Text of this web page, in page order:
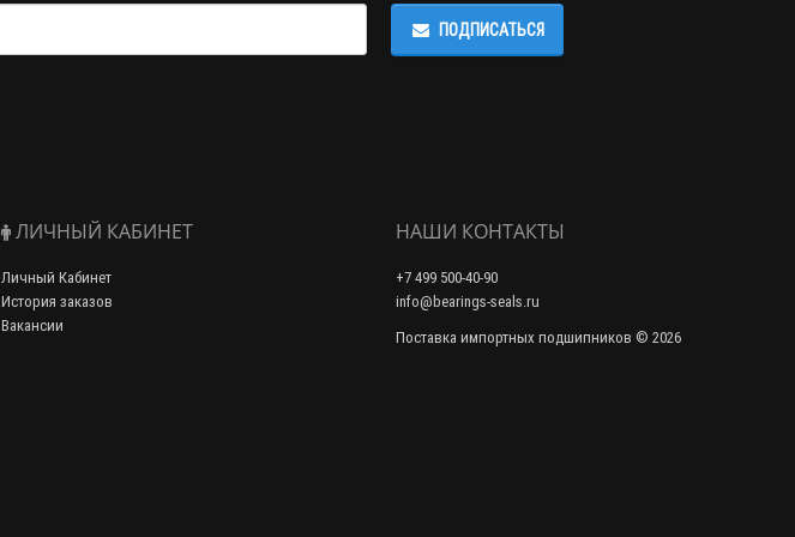
ПОДПИСАТЬСЯ
ЛИЧНЫЙ КАБИНЕТ
Личный Кабинет
История заказов
Вакансии
НАШИ КОНТАКТЫ
+7 499 500-40-90
info@bearings-seals.ru
Поставка импортных подшипников © 2026